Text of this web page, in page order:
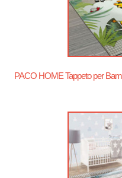
PACO HOME Tappeto per